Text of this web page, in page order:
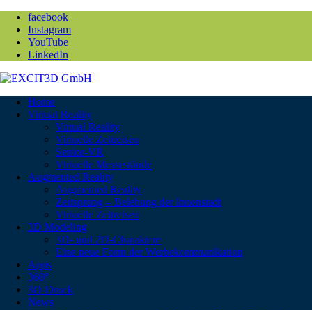
facebook
Instagram
YouTube
LinkedIn
Home
Virtual Reality
Virtual Reality
Virtuelle Zeitreisen
Senior-VR
Virtuelle Messestände
Augmented Reality
Augmented Reality
Zeitsprung – Belebung der Innenstadt
Virtuelle Zeitreisen
3D Modeling
3D- und 2D-Charaktere
Eine neue Form der Werbekommunikation
Apps
360°
3D-Druck
News